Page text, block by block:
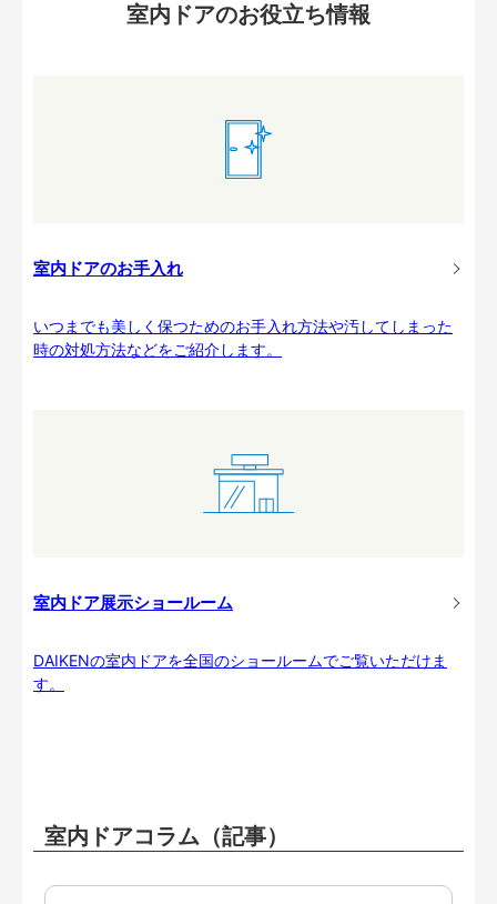
室内ドアのお役立ち情報
室内ドアのお手入れ
いつまでも美しく保つためのお手入れ方法や汚してしまった
時の対処方法などをご紹介します。
室内ドア展示ショールーム
DAIKENの室内ドアを全国のショールームでご覧いただけま
す。
室内ドアコラム（記事）